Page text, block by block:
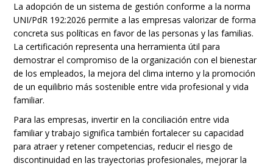
La adopción de un sistema de gestión conforme a la norma
UNI/PdR 192:2026 permite a las empresas valorizar de forma
concreta sus políticas en favor de las personas y las familias.
La certificación representa una herramienta útil para
demostrar el compromiso de la organización con el bienestar
de los empleados, la mejora del clima interno y la promoción
de un equilibrio más sostenible entre vida profesional y vida
familiar.
Para las empresas, invertir en la conciliación entre vida
familiar y trabajo significa también fortalecer su capacidad
para atraer y retener competencias, reducir el riesgo de
discontinuidad en las trayectorias profesionales, mejorar la